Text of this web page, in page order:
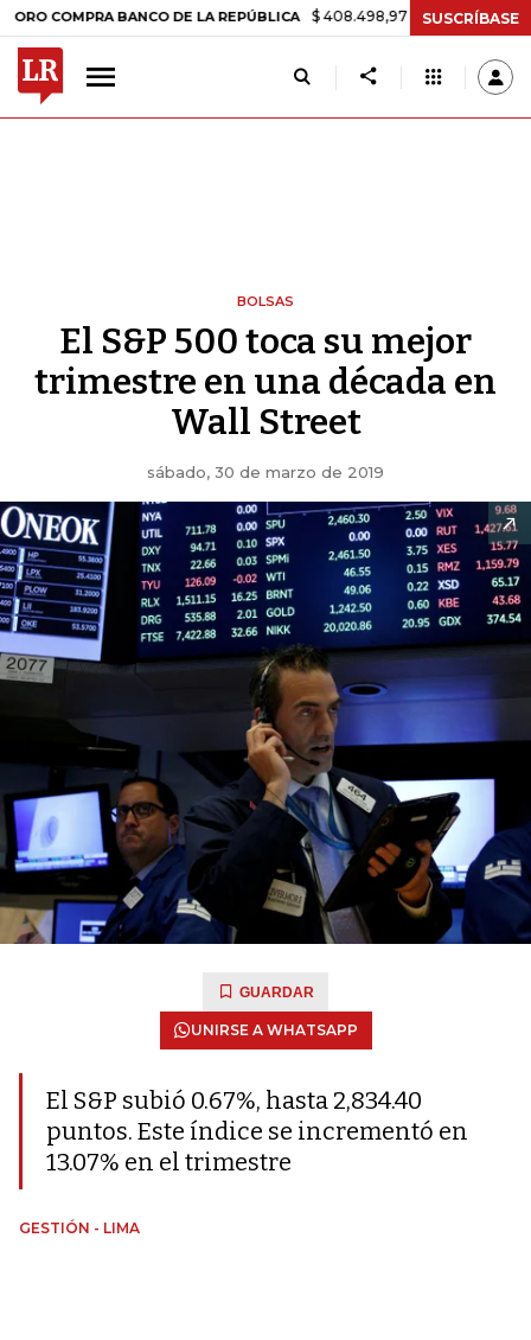
BANCO DE LA REPÚBLICA $ 408.498,97 +$ 8.753,81 +2,19%
SUSCRÍBASE
BOLSAS
El S&P 500 toca su mejor
trimestre en una década en
Wall Street
sábado, 30 de marzo de 2019
GUARDAR
UNIRSE A WHATSAPP
El S&P subió 0.67%, hasta 2,834.40
puntos. Este índice se incrementó en
13.07% en el trimestre
GESTIÓN - LIMA